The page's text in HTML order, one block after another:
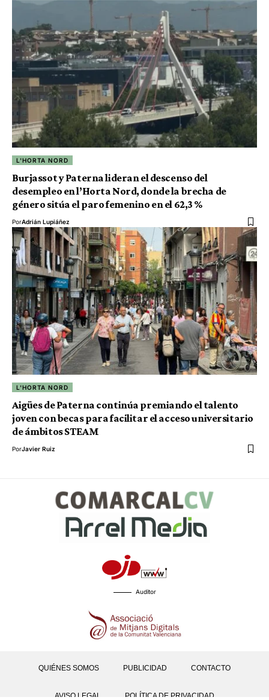
L'HORTA NORD
Burjassot y Paterna lideran el descenso del
desempleo en l’Horta Nord, donde la brecha de
género sitúa el paro femenino en el 62,3 %
PorAdrián Lupiáñez
L'HORTA NORD
Aigües de Paterna continúa premiando el talento
joven con becas para facilitar el acceso universitario
de ámbitos STEAM
PorJavier Ruiz
Auditor
QUIÉNES SOMOS PUBLICIDAD CONTACTO
AVISO LEGAL POLÍTICA DE PRIVACIDAD